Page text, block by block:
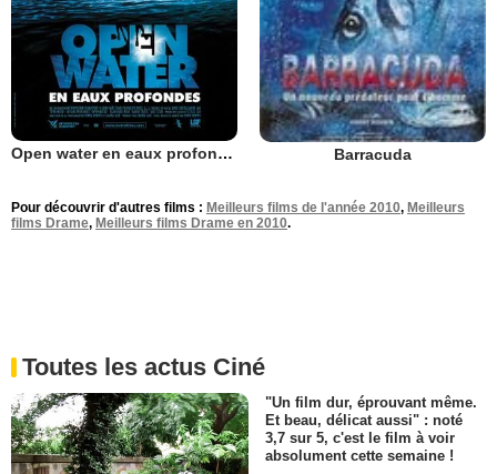
Open water en eaux profondes Barracuda
Pour découvrir d'autres films : Meilleurs films de l'année 2010, Meilleurs
films Drame, Meilleurs films Drame en 2010.
Toutes les actus Ciné
"Un film dur, éprouvant même.
Et beau, délicat aussi" : noté
3,7 sur 5, c'est le film à voir
absolument cette semaine !